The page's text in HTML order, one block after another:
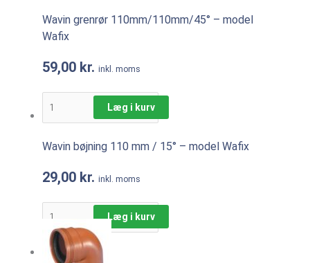
Wavin grenrør 110mm/110mm/45° – model
Wafix
59,00 kr. inkl. moms
Læg i kurv
Wavin bøjning 110 mm / 15° – model Wafix
29,00 kr. inkl. moms
Læg i kurv